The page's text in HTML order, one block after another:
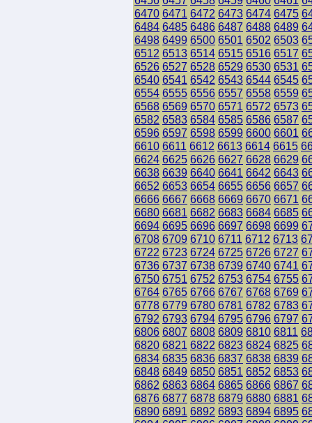
6470 6471 6472 6473 6474 6475
6484 6485 6486 6487 6488 6489
6498 6499 6500 6501 6502 6503
6512 6513 6514 6515 6516 6517
6526 6527 6528 6529 6530 6531
6540 6541 6542 6543 6544 6545
6554 6555 6556 6557 6558 6559
6568 6569 6570 6571 6572 6573
6582 6583 6584 6585 6586 6587
6596 6597 6598 6599 6600 6601
6610 6611 6612 6613 6614 6615
6624 6625 6626 6627 6628 6629
6638 6639 6640 6641 6642 6643
6652 6653 6654 6655 6656 6657
6666 6667 6668 6669 6670 6671
6680 6681 6682 6683 6684 6685
6694 6695 6696 6697 6698 6699
6708 6709 6710 6711 6712 6713
6722 6723 6724 6725 6726 6727
6736 6737 6738 6739 6740 6741
6750 6751 6752 6753 6754 6755
6764 6765 6766 6767 6768 6769
6778 6779 6780 6781 6782 6783
6792 6793 6794 6795 6796 6797
6806 6807 6808 6809 6810 6811
6820 6821 6822 6823 6824 6825
6834 6835 6836 6837 6838 6839
6848 6849 6850 6851 6852 6853
6862 6863 6864 6865 6866 6867
6876 6877 6878 6879 6880 6881
6890 6891 6892 6893 6894 6895